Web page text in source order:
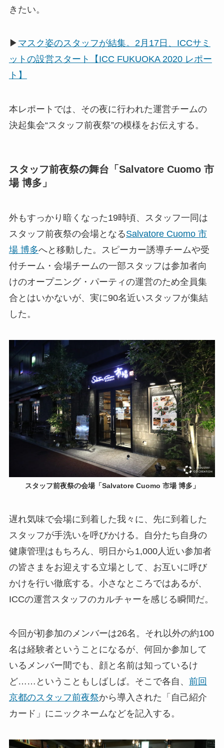
きたい。
▶ マスク姿のスタッフが結集。2月17日、ICCサミ
ットの設営スタート【ICC FUKUOKA 2020 レポー
ト】
本レポートでは、その夜に行われた運営チームの
決起集会“スタッフ前夜祭”の模様をお伝えする。
スタッフ前夜祭の舞台「Salvatore Cuomo 市
場 博多」
外もすっかり暗くなった19時頃、スタッフ一同は
スタッフ前夜祭の会場となるSalvatore Cuomo 市
場 博多へと移動した。スピーカー誘導チームや受
付チーム・会場チームの一部スタッフは参加者向
けのオープニング・パーティの運営のため全員集
合とはいかないが、実に90名近いスタッフが集結
した。
スタッフ前夜祭の会場「Salvatore Cuomo 市場 博多」
遅れ気味で会場に到着した我々に、先に到着した
スタッフが手洗いを呼びかける。自分たち自身の
健康管理はもちろん、明日から1,000人近い参加者
の皆さまをお迎えする立場として、お互いに呼び
かけを行い徹底する。小さなところではあるが、
ICCの運営スタッフのカルチャーを感じる瞬間だ。
今回が初参加のメンバーは26名。それ以外の約100
名は経験者ということになるが、何回か参加して
いるメンバー間でも、顔と名前は知っているけ
ど……ということもしばしば。そこで各自、 前回
京都のスタッフ前夜祭から導入された「自己紹介
カード」にニックネームなどを記入する。